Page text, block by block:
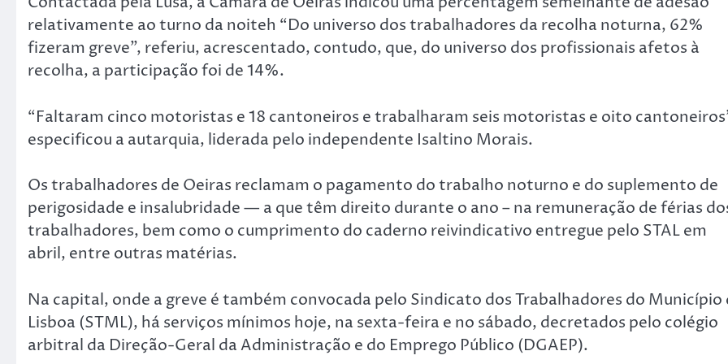
relativamente ao turno da noiteh “Do universo dos trabalhadores da recolha noturna, 62%
fizeram greve”, referiu, acrescentado, contudo, que, do universo dos profissionais afetos à
recolha, a participação foi de 14%.
“Faltaram cinco motoristas e 18 cantoneiros e trabalharam seis motoristas e oito
especificou a autarquia, liderada pelo independente Isaltino Morais.
Os trabalhadores de Oeiras reclamam o pagamento do trabalho noturno e do suplemento de
perigosidade e insalubridade — a que têm direito durante o ano – na remuneração de férias
trabalhadores, bem como o cumprimento do caderno reivindicativo entregue pelo STAL em
abril, entre outras matérias.
Na capital, onde a greve é também convocada pelo Sindicato dos Trabalhadores do Município
Lisboa (STML), há serviços mínimos hoje, na sexta-feira e no sábado, decretados pelo colégio
arbitral da Direção-Geral da Administração e do Emprego Público (DGAEP).